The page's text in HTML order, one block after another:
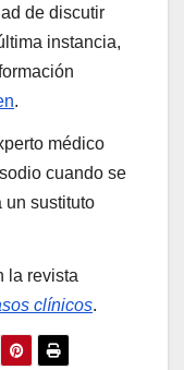
de discutir
instancia,
.
médico
cuando se
un sustituto
la revista
clínicos.